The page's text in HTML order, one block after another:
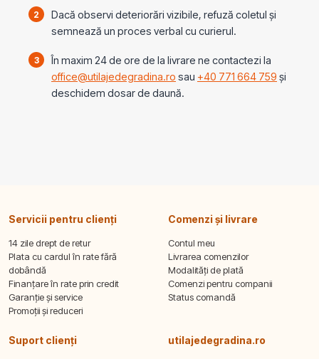
Dacă observi deteriorări vizibile, refuză coletul și
semnează un proces verbal cu curierul.
În maxim 24 de ore de la livrare ne contactezi la
office@utilajedegradina.ro sau +40 771 664 759 și
deschidem dosar de daună.
Servicii pentru clienți
14 zile drept de retur
Plata cu cardul în rate fără
dobândă
Finanțare în rate prin credit
Garanție și service
Promoții și reduceri
Comenzi și livrare
Contul meu
Livrarea comenzilor
Modalități de plată
Comenzi pentru companii
Status comandă
Suport clienți utilajedegradina.ro